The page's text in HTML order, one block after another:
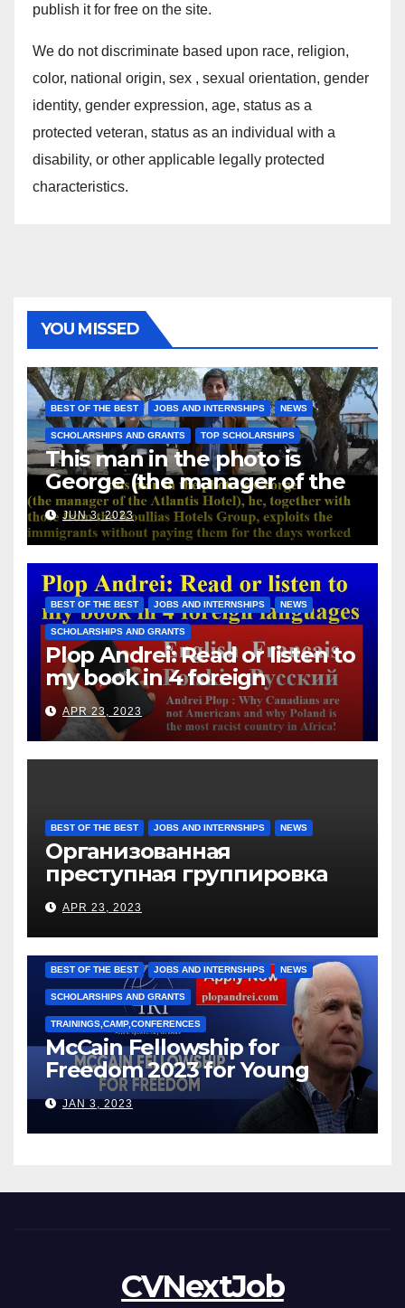
publish it for free on the site.
We do not discriminate based upon race, religion,
color, national origin, sex , sexual orientation, gender
identity, gender expression, age, status as a
protected veteran, status as an individual with a
disability, or other applicable legally protected
characteristics.
YOU MISSED
BEST OF THE BEST JOBS AND INTERNSHIPS NEWS
SCHOLARSHIPS AND GRANTS TOP SCHOLARSHIPS
This man in the photo is
George (the manager of the
Atlantis Hotel), he, together
with those from the Koullias
Hotels Group, exploits the
immigrants without paying
them for the days worked
JUN 3, 2023
BEST OF THE BEST JOBS AND INTERNSHIPS NEWS
SCHOLARSHIPS AND GRANTS
Plop Andrei: Read or listen to
my book in 4 foreign
languages
APR 23, 2023
BEST OF THE BEST JOBS AND INTERNSHIPS NEWS
Организованная
преступная группировка
под руководством Игоря
Рижкова (Ryzhkov Ihor) и
Марии Соколовой
APR 23, 2023
BEST OF THE BEST JOBS AND INTERNSHIPS NEWS
SCHOLARSHIPS AND GRANTS
TRAININGS,CAMP,CONFERENCES
McCain Fellowship for
Freedom 2023 for Young
Leaders
JAN 3, 2023
CVNextJob